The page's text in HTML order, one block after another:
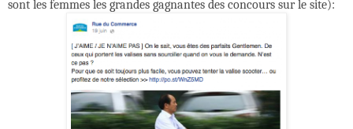
sont les femmes les grandes gagnantes des concours sur le site):